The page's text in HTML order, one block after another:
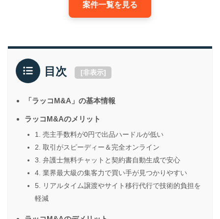
案件一覧を見る
目次 [非表示]
「ラッコM&A」の基本情報
ラッコM&Aのメリット
1. 売主手数料が0円で出品ハードルが低い
2. 取引がスピーディー＆完全オンライン
3. 弁護士無料チャットと契約書自動生成で安心
4. 業界最大級の集客力で買い手が見つかりやすい
5. リアルタイム譲渡やサイト移行代行で技術的負担を
軽減